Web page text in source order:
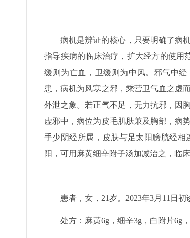
病机是辨证的核心，只要明确了病
指导疾病的临床治疗，扩大经方的使用
缓则为亡血，卫缓则为中风。邪气中
患，病机为风寒之邪，乘营卫气血之虚
外泄之象。若正气不足，无力抗邪，因
虚邪中，病位为皮毛肌肤兼及胸部，病
手少阴经所属，皮肤与足太阳膀胱经
阳，可用麻黄细辛附子汤加减治之，临床
患者，女，21岁。2023年3月11日
处方：麻黄6g，细辛3g，白附片6g